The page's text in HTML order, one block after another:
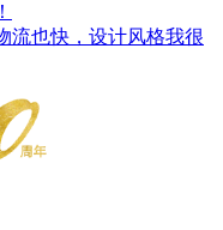
流也快，设计风格我很